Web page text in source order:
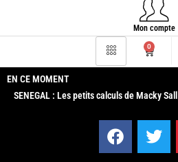
Mon compte
0
EN CE MOMENT
SENEGAL : Les petits calculs de Macky Sall